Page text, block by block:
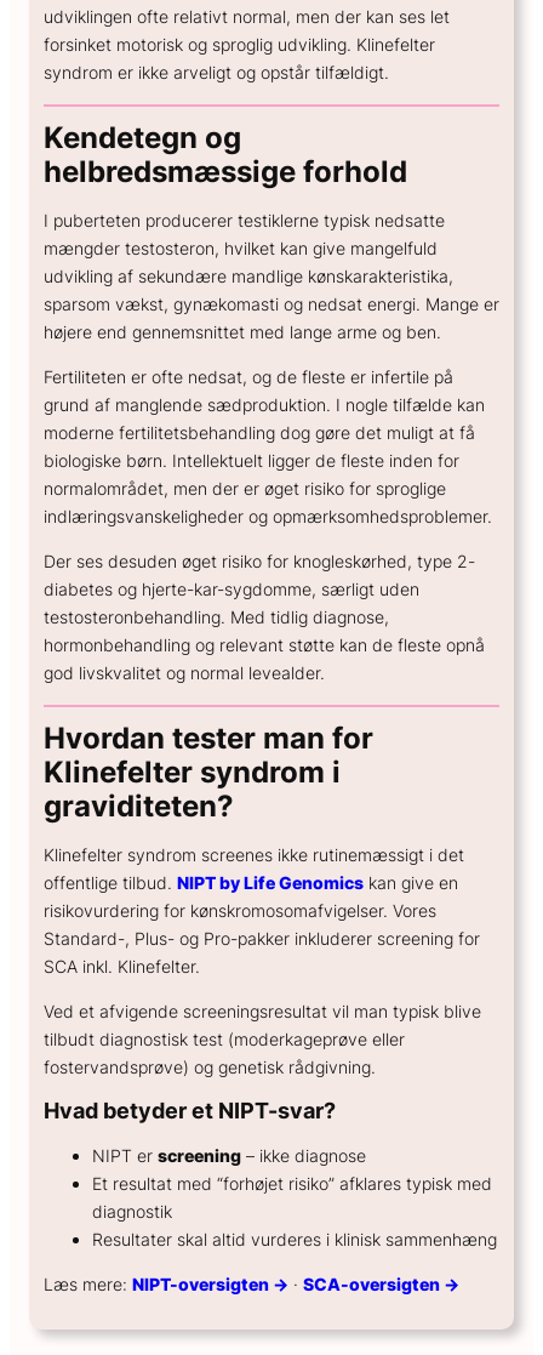
GENERELT
Hvad koster en spiral?
Hvordan kan hormoner påvirke humøret?
Hvordan skifter jeg prævention?
udviklingen ofte relativt normal, men der kan ses let
forsinket motorisk og sproglig udvikling. Klinefelter
syndrom er ikke arveligt og opstår tilfældigt.
Kendetegn og
helbredsmæssige forhold
I puberteten producerer testiklerne typisk nedsatte
mængder testosteron, hvilket kan give mangelfuld
udvikling af sekundære mandlige kønskarakteristika,
sparsom vækst, gynækomasti og nedsat energi. Mange er
højere end gennemsnittet med lange arme og ben.
Fertiliteten er ofte nedsat, og de fleste er infertile på
grund af manglende sædproduktion. I nogle tilfælde kan
moderne fertilitetsbehandling dog gøre det muligt at få
biologiske børn. Intellektuelt ligger de fleste inden for
normalområdet, men der er øget risiko for sproglige
indlæringsvanskeligheder og opmærksomhedsproblemer.
Der ses desuden øget risiko for knogleskørhed, type 2-
diabetes og hjerte-kar-sygdomme, særligt uden
testosteronbehandling. Med tidlig diagnose,
hormonbehandling og relevant støtte kan de fleste opnå
god livskvalitet og normal levealder.
Hvordan tester man for
Klinefelter syndrom i
graviditeten?
Klinefelter syndrom screenes ikke rutinemæssigt i det
offentlige tilbud. NIPT by Life Genomics kan give en
risikovurdering for kønskromosomafvigelser. Vores
Standard-, Plus- og Pro-pakker inkluderer screening for
SCA inkl. Klinefelter.
Ved et afvigende screeningsresultat vil man typisk blive
tilbudt diagnostisk test (moderkageprøve eller
fostervandsprøve) og genetisk rådgivning.
Hvad betyder et NIPT-svar?
NIPT er screening – ikke diagnose
Et resultat med “forhøjet risiko” afklares typisk med
diagnostik
Resultater skal altid vurderes i klinisk sammenhæng
Læs mere: NIPT-oversigten → · SCA-oversigten →